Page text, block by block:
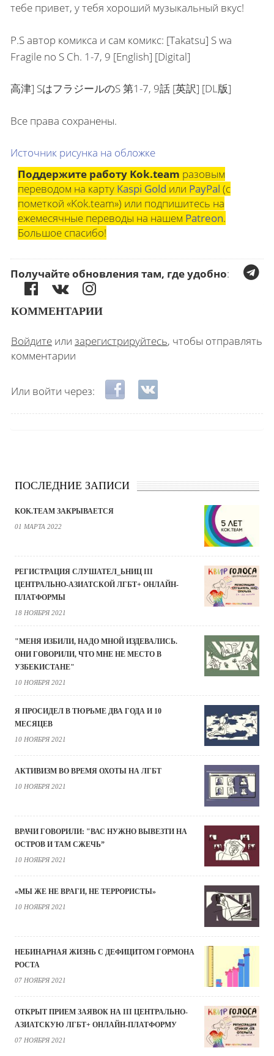
тебе привет, у тебя хороший музыкальный вкус!
P.S автор комикса и сам комикс: [Takatsu] S wa
Fragile no S Ch. 1-7, 9 [English] [Digital]
高津] SはフラジールのS 第1-7, 9話 [英訳] [DL版]
Все права сохранены.
Источник рисунка на обложке
Поддержите работу Kok.team разовым
переводом на карту Kaspi Gold или PayPal (с
пометкой «Kok.team») или подпишитесь на
ежемесячные переводы на нашем Patreon.
Большое спасибо!
Получайте обновления там, где удобно:
КОММЕНТАРИИ
Войдите или зарегистрируйтесь, чтобы отправлять
комментарии
Или войти через: Login with Facebook
Login with ВКонтакте
ПОСЛЕДНИЕ ЗАПИСИ
KOK.TEAM ЗАКРЫВАЕТСЯ
01 МАРТА 2022
РЕГИСТРАЦИЯ СЛУШАТЕЛ_ЬНИЦ III
ЦЕНТРАЛЬНО-АЗИАТСКОЙ ЛГБТ+ ОНЛАЙН-
ПЛАТФОРМЫ
18 НОЯБРЯ 2021
"МЕНЯ ИЗБИЛИ, НАДО МНОЙ ИЗДЕВАЛИСЬ.
ОНИ ГОВОРИЛИ, ЧТО МНЕ НЕ МЕСТО В
УЗБЕКИСТАНЕ"
10 НОЯБРЯ 2021
Я ПРОСИДЕЛ В ТЮРЬМЕ ДВА ГОДА И 10
МЕСЯЦЕВ
10 НОЯБРЯ 2021
АКТИВИЗМ ВО ВРЕМЯ ОХОТЫ НА ЛГБТ
10 НОЯБРЯ 2021
ВРАЧИ ГОВОРИЛИ: "ВАС НУЖНО ВЫВЕЗТИ НА
ОСТРОВ И ТАМ СЖЕЧЬ”
10 НОЯБРЯ 2021
«МЫ ЖЕ НЕ ВРАГИ, НЕ ТЕРРОРИСТЫ»
10 НОЯБРЯ 2021
НЕБИНАРНАЯ ЖИЗНЬ С ДЕФИЦИТОМ ГОРМОНА
РОСТА
07 НОЯБРЯ 2021
ОТКРЫТ ПРИЕМ ЗАЯВОК НА III ЦЕНТРАЛЬНО-
АЗИАТСКУЮ ЛГБТ+ ОНЛАЙН-ПЛАТФОРМУ
07 НОЯБРЯ 2021